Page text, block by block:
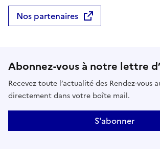
Nos partenaires
Abonnez-vous à notre lettre
Recevez toute l’actualité des Rendez-vous
directement dans votre boîte mail.
S'abonner